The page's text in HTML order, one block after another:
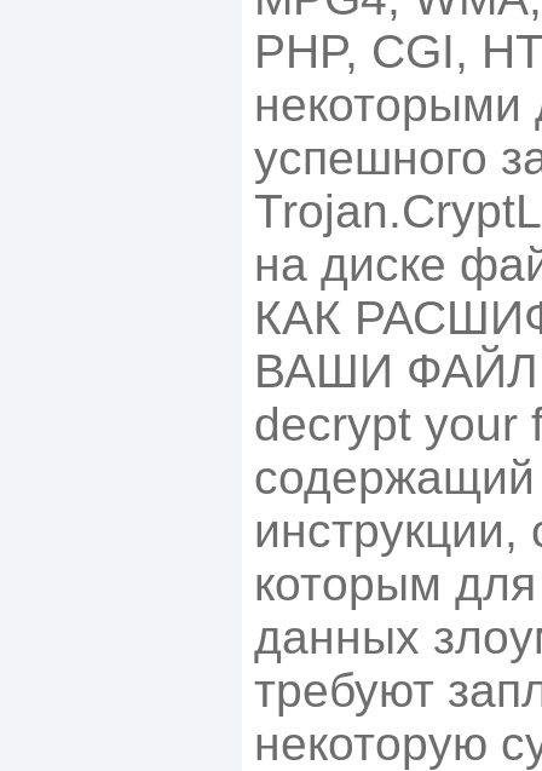
PHP, CGI,
некоторыми
успешного
на диске
КАК
ВАШИ
decrypt your
инструкции,
которым
данных
требуют
некоторую